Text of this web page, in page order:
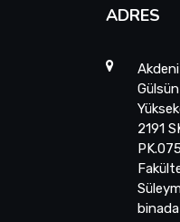
ADRES
2191